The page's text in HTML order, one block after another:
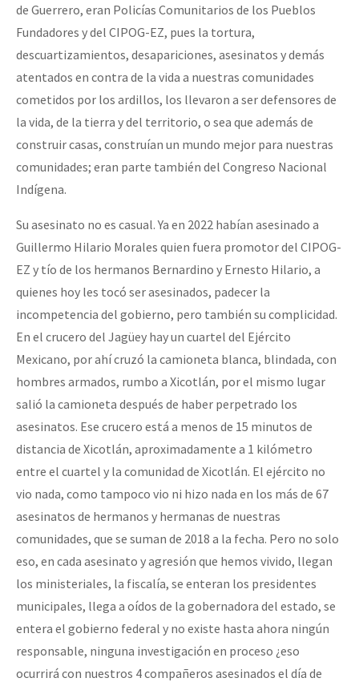
de Guerrero, eran Policías Comunitarios de los Pueblos
Fundadores y del CIPOG-EZ, pues la tortura,
descuartizamientos, desapariciones, asesinatos y demás
atentados en contra de la vida a nuestras comunidades
cometidos por los ardillos, los llevaron a ser defensores de
la vida, de la tierra y del territorio, o sea que además de
construir casas, construían un mundo mejor para nuestras
comunidades; eran parte también del Congreso Nacional
Indígena.
Su asesinato no es casual. Ya en 2022 habían asesinado a
Guillermo Hilario Morales quien fuera promotor del CIPOG-
EZ y tío de los hermanos Bernardino y Ernesto Hilario, a
quienes hoy les tocó ser asesinados, padecer la
incompetencia del gobierno, pero también su complicidad.
En el crucero del Jagüey hay un cuartel del Ejército
Mexicano, por ahí cruzó la camioneta blanca, blindada, con
hombres armados, rumbo a Xicotlán, por el mismo lugar
salió la camioneta después de haber perpetrado los
asesinatos. Ese crucero está a menos de 15 minutos de
distancia de Xicotlán, aproximadamente a 1 kilómetro
entre el cuartel y la comunidad de Xicotlán. El ejército no
vio nada, como tampoco vio ni hizo nada en los más de 67
asesinatos de hermanos y hermanas de nuestras
comunidades, que se suman de 2018 a la fecha. Pero no solo
eso, en cada asesinato y agresión que hemos vivido, llegan
los ministeriales, la fiscalía, se enteran los presidentes
municipales, llega a oídos de la gobernadora del estado, se
entera el gobierno federal y no existe hasta ahora ningún
responsable, ninguna investigación en proceso ¿eso
ocurrirá con nuestros 4 compañeros asesinados el día de